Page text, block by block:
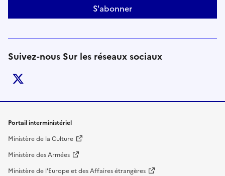
S'abonner
Suivez-nous Sur les réseaux sociaux
Liens de bas de page
Portail interministériel
Ministère de la Culture
Ministère des Armées
Ministère de l'Europe et des Affaires étrangères